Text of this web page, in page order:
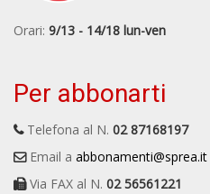
Orari: 9/13 - 14/18 lun-ven
Per abbonarti
Telefona al N. 02 87168197
Email a abbonamenti@sprea.it
Via FAX al N. 02 56561221